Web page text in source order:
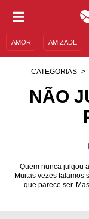
AMOR AMIZADE
UNIVERSO FEMININO
MENSAGENS E FRASES
CATEGORIAS
NÃO
Quem nunca julgou
Muitas vezes falamos
que parece ser.